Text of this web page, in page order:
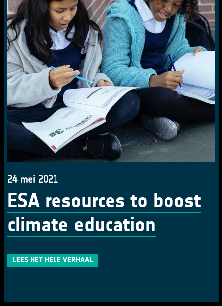
24 mei 2021
ESA resources to boost
climate education
LEES HET HELE VERHAAL